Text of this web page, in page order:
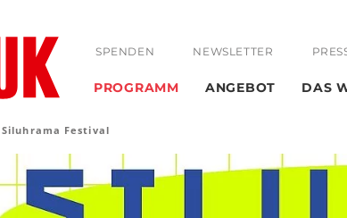
SPENDEN NEWSLETTER
PROGRAMM ANGEBOT DAS
Siluhrama Festival